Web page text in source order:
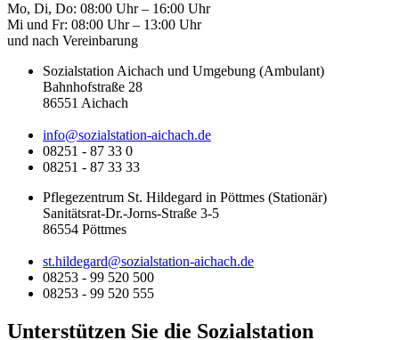
Mo, Di, Do: 08:00 Uhr – 16:00 Uhr
Mi und Fr: 08:00 Uhr – 13:00 Uhr
und nach Vereinbarung
Sozialstation Aichach und Umgebung (Ambulant)
Bahnhofstraße 28
86551 Aichach
info@sozialstation-aichach.de
08251 - 87 33 0
08251 - 87 33 33
Pflegezentrum St. Hildegard in Pöttmes (Stationär)
Sanitätsrat-Dr.-Jorns-Straße 3-5
86554 Pöttmes
st.hildegard@sozialstation-aichach.de
08253 - 99 520 500
08253 - 99 520 555
Unterstützen Sie die Sozialstation